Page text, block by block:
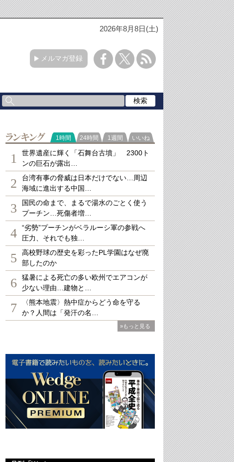
2026年8月8日(土)
メルマガ登録
ランキング
1時間 24時間 1週間 いいね
1
世界遺産に輝く「石舞台古墳」 2300ト
ンの巨石が露出…
2
台湾有事の脅威は日本だけでない…周辺
海域に進出する中国…
3
国民の命まで、まるで湯水のごとく使う
プーチン…死傷者増…
4
“劣勢”プーチンがベラルーシ軍の参戦へ
圧力、それでも独…
5
高校野球の歴史を彩ったPL学園はなぜ廃
部したのか
6
猛暑による死亡の多い欧州でエアコンが
少ない理由…建物と…
7
〈熊本地震〉熱中症からどう命を守る
か？人間は「発汗の名…
»もっと見る